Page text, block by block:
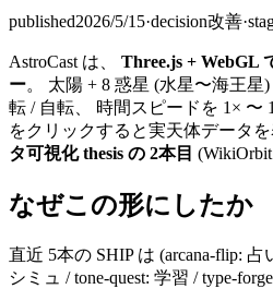
published2026/5/15·decision改善·
AstroCast は、 Three.js + WebGL
ー。 太陽 + 8 惑星 (水星〜海王
転 / 自転、 時間スピードを 1× 〜
をクリックすると実天体データ
タ可視化 thesis の 2本目 (WikiOrbit
なぜこの形にしたか
直近 5本の SHIP は (arcana-flip: 占
シミュ / tone-quest: 学習 / type-